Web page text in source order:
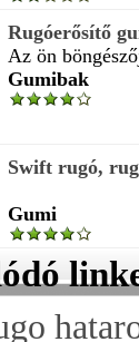
Rugóerősítő
Az ön
Gumibak
Swift rugó,
Gumi